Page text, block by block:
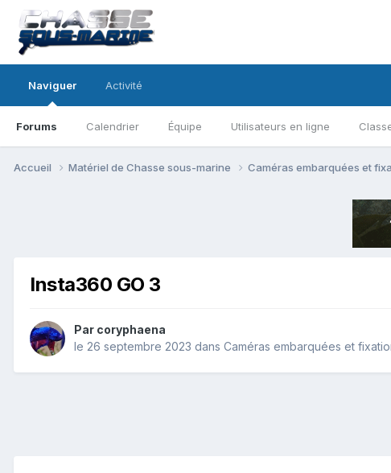
Naviguer
Forums Calendrier Équipe Utilisateurs en ligne
Activité
Accueil Matériel de Chasse sous-marine Caméras embarquées et
Insta360 GO 3
Par coryphaena
le 26 septembre 2023 dans Caméras embarquées et